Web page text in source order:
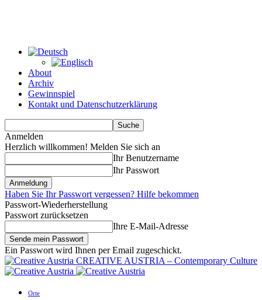
About
Archiv
Gewinnspiel
Kontakt und Datenschutzerklärung
Anmelden
Herzlich willkommen! Melden Sie sich an
Ihr Benutzername
Ihr Passwort
Haben Sie Ihr Passwort vergessen? Hilfe bekommen
Passwort-Wiederherstellung
Passwort zurücksetzen
Ihre E-Mail-Adresse
Ein Passwort wird Ihnen per Email zugeschickt.
CREATIVE AUSTRIA – Contemporary Culture
Orte